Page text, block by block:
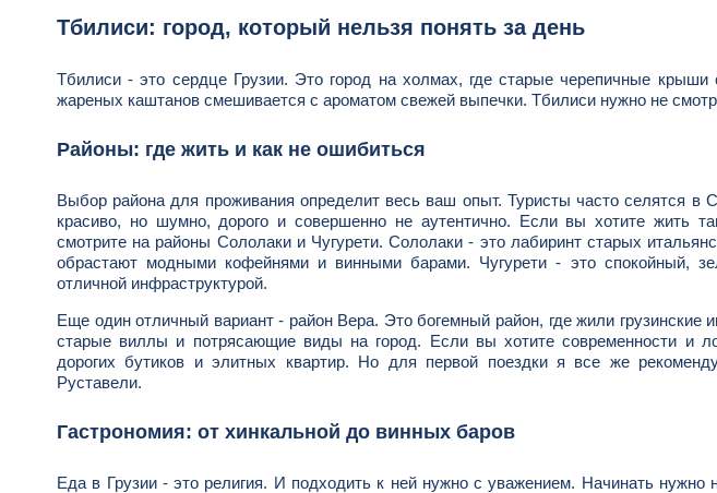
Тбилиси: город, который нельзя понять за день
Тбилиси - это сердце Грузии. Это город на холмах, где старые черепичные крыши
жареных каштанов смешивается с ароматом свежей выпечки. Тбилиси нужно не
Районы: где жить и как не ошибиться
Выбор района для проживания определит весь ваш опыт. Туристы часто селятся в
красиво, но шумно, дорого и совершенно не аутентично. Если вы хотите жить
смотрите на районы Сололаки и Чугурети. Сололаки - это лабиринт старых
обрастают модными кофейнями и винными барами. Чугурети - это спокойный,
отличной инфраструктурой.
Еще один отличный вариант - район Вера. Это богемный район, где жили грузинские
старые виллы и потрясающие виды на город. Если вы хотите современности и
дорогих бутиков и элитных квартир. Но для первой поездки я все же
Руставели.
Гастрономия: от хинкальной до винных баров
Еда в Грузии - это религия. И подходить к ней нужно с уважением. Начинать нужно